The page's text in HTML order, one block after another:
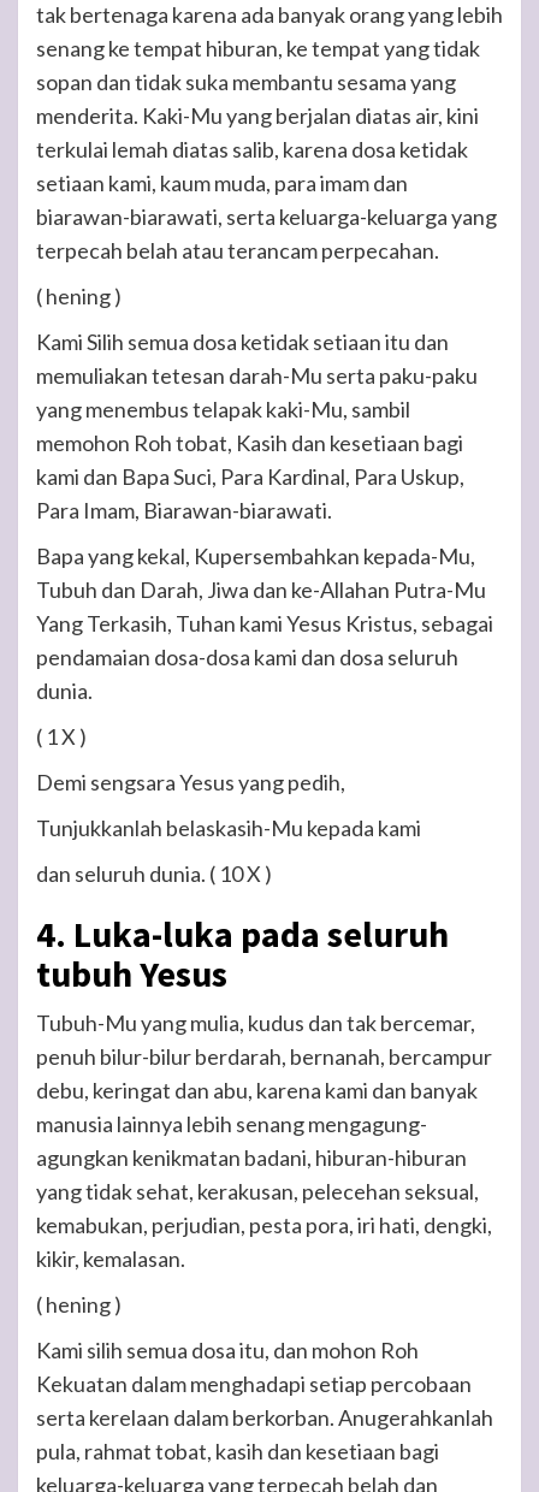
tak bertenaga karena ada banyak orang yang lebih
senang ke tempat hiburan, ke tempat yang tidak
sopan dan tidak suka membantu sesama yang
menderita. Kaki-Mu yang berjalan diatas air, kini
terkulai lemah diatas salib, karena dosa ketidak
setiaan kami, kaum muda, para imam dan
biarawan-biarawati, serta keluarga-keluarga yang
terpecah belah atau terancam perpecahan.
( hening )
Kami Silih semua dosa ketidak setiaan itu dan
memuliakan tetesan darah-Mu serta paku-paku
yang menembus telapak kaki-Mu, sambil
memohon Roh tobat, Kasih dan kesetiaan bagi
kami dan Bapa Suci, Para Kardinal, Para Uskup,
Para Imam, Biarawan-biarawati.
Bapa yang kekal, Kupersembahkan kepada-Mu,
Tubuh dan Darah, Jiwa dan ke-Allahan Putra-Mu
Yang Terkasih, Tuhan kami Yesus Kristus, sebagai
pendamaian dosa-dosa kami dan dosa seluruh
dunia.
( 1 X )
Demi sengsara Yesus yang pedih,
Tunjukkanlah belaskasih-Mu kepada kami
dan seluruh dunia. ( 10 X )
4. Luka-luka pada seluruh
tubuh Yesus
Tubuh-Mu yang mulia, kudus dan tak bercemar,
penuh bilur-bilur berdarah, bernanah, bercampur
debu, keringat dan abu, karena kami dan banyak
manusia lainnya lebih senang mengagung-
agungkan kenikmatan badani, hiburan-hiburan
yang tidak sehat, kerakusan, pelecehan seksual,
kemabukan, perjudian, pesta pora, iri hati, dengki,
kikir, kemalasan.
( hening )
Kami silih semua dosa itu, dan mohon Roh
Kekuatan dalam menghadapi setiap percobaan
serta kerelaan dalam berkorban. Anugerahkanlah
pula, rahmat tobat, kasih dan kesetiaan bagi
keluarga-keluarga yang terpecah belah dan